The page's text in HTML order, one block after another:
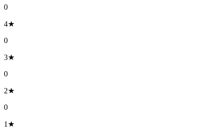
0
4★
0
3★
0
2★
0
1★